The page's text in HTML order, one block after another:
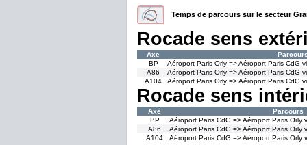
Temps de parcours sur le secteur
Rocade sens
Axe
BP
Aéroport Paris Orly => Aéroport Paris CdG
A86
Aéroport Paris Orly => Aéroport Paris CdG
A104
Aéroport Paris Orly => Aéroport Paris CdG
Rocade sens
Axe
Parcours
BP
Aéroport Paris CdG => Aéroport Paris Orly
A86
Aéroport Paris CdG => Aéroport Paris Orly
A104
Aéroport Paris CdG => Aéroport Paris Orly